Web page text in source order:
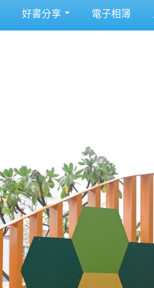
好書分享 電子相簿